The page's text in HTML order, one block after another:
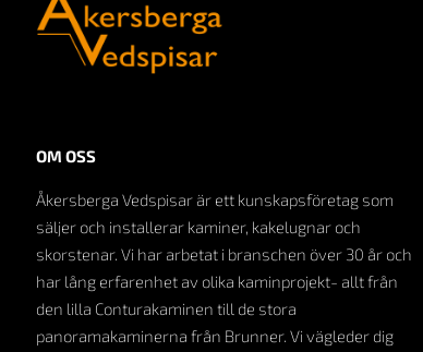
OM OSS
Åkersberga Vedspisar är ett kunskapsföretag som
säljer och installerar kaminer, kakelugnar och
skorstenar. Vi har arbetat i branschen över 30 år och
har lång erfarenhet av olika kaminprojekt- allt från
den lilla Conturakaminen till de stora
panoramakaminerna från Brunner. Vi vägleder dig